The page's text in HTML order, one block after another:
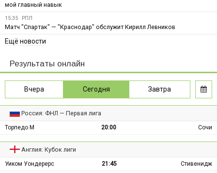
мой главный навык
15:35 РПЛ
Матч "Спартак" — "Краснодар" обслужит Кирилл Левников
Ещё новости
Результаты онлайн
Вчера Сегодня Завтра
Россия: ФНЛ — Первая лига
Торпедо М 20:00 Сочи
Англия: Кубок лиги
Уиком Уондерерс 21:45
Стивенидж